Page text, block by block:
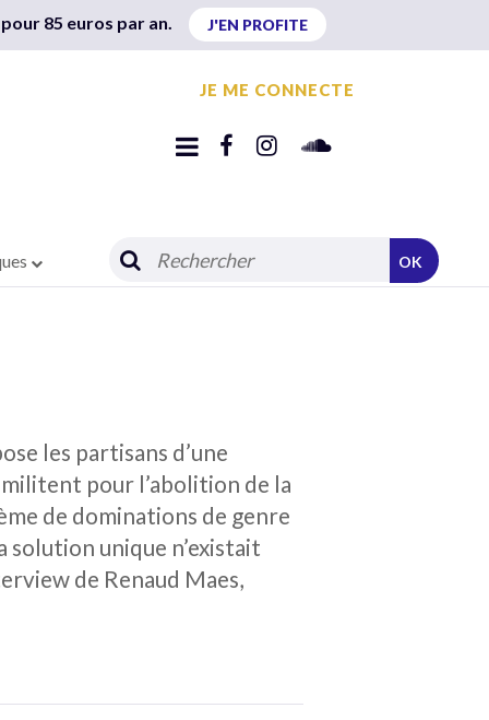
85 euros par an. J'EN PROFITE
JE ME CONNECTE
OK
les partisans d’une
pour l’abolition de la
de dominations de genre
solution unique n’existait
de Renaud Maes,